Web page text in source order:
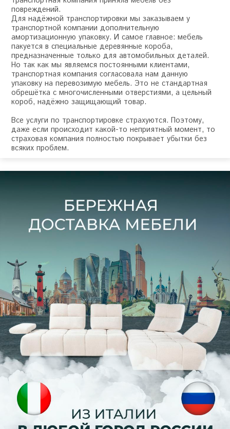
повреждений.
Для надёжной транспортировки мы заказываем у
транспортной компании дополнительную
амортизационную упаковку. И самое главное: мебель
пакуется в специальные деревянные короба,
предназначенные только для автомобильных деталей.
Но так как мы являемся постоянными клиентами,
транспортная компания согласовала нам данную
упаковку на перевозимую мебель. Это не стандартная
обрешётка с многочисленными отверстиями, а цельный
короб, надёжно защищающий товар.
Все услуги по транспортировке страхуются. Поэтому,
даже если происходит какой-то неприятный момент, то
страховая компания полностью покрывает убытки без
всяких проблем.